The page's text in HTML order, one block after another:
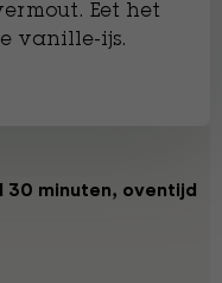
Eet het
vanille-ijs.
minuten, oventijd